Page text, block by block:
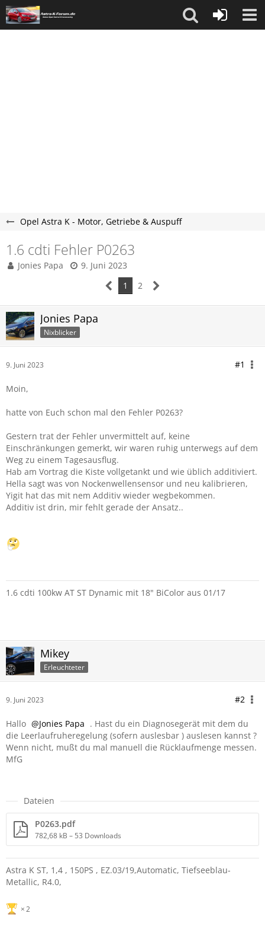
Opel Astra K - Motor, Getriebe & Auspuff
1.6 cdti Fehler P0263
Jonies Papa
9. Juni 2023
1
2
Jonies Papa
Nixblicker
9. Juni 2023 #1
Moin,
hatte von Euch schon mal den Fehler P0263?
Gestern trat der Fehler unvermittelt auf, keine
Einschränkungen gemerkt, wir waren ruhig unterwegs auf dem
Weg zu einem Tagesausflug.
Hab am Vortrag die Kiste vollgetankt und wie üblich additiviert.
Hella sagt was von Nockenwellensensor und neu kalibrieren,
Yigit hat das mit nem Additiv wieder wegbekommen.
Additiv ist drin, mir fehlt gerade der Ansatz..
1.6 cdti 100kw AT ST Dynamic mit 18" BiColor aus 01/17
Mikey
Erleuchteter
9. Juni 2023 #2
Hallo Jonies Papa . Hast du ein Diagnosegerät mit dem du
die Leerlaufruheregelung (sofern auslesbar ) auslesen kannst ?
Wenn nicht, mußt du mal manuell die Rücklaufmenge messen.
MfG
Dateien
P0263.pdf
782,68 kB – 53 Downloads
Astra K ST, 1,4 , 150PS , EZ.03/19,Automatic, Tiefseeblau-
Metallic, R4.0,
2